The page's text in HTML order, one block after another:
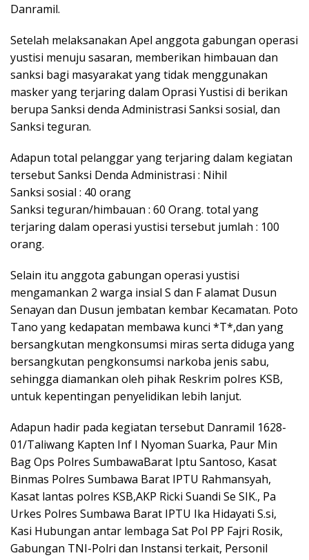
Danramil.
Setelah melaksanakan Apel anggota gabungan operasi
yustisi menuju sasaran, memberikan himbauan dan
sanksi bagi masyarakat yang tidak menggunakan
masker yang terjaring dalam Oprasi Yustisi di berikan
berupa Sanksi denda Administrasi Sanksi sosial, dan
Sanksi teguran.
Adapun total pelanggar yang terjaring dalam kegiatan
tersebut Sanksi Denda Administrasi : Nihil
Sanksi sosial : 40 orang
Sanksi teguran/himbauan : 60 Orang. total yang
terjaring dalam operasi yustisi tersebut jumlah : 100
orang.
Selain itu anggota gabungan operasi yustisi
mengamankan 2 warga insial S dan F alamat Dusun
Senayan dan Dusun jembatan kembar Kecamatan. Poto
Tano yang kedapatan membawa kunci *T*,dan yang
bersangkutan mengkonsumsi miras serta diduga yang
bersangkutan pengkonsumsi narkoba jenis sabu,
sehingga diamankan oleh pihak Reskrim polres KSB,
untuk kepentingan penyelidikan lebih lanjut.
Adapun hadir pada kegiatan tersebut Danramil 1628-
01/Taliwang Kapten Inf I Nyoman Suarka, Paur Min
Bag Ops Polres SumbawaBarat Iptu Santoso, Kasat
Binmas Polres Sumbawa Barat IPTU Rahmansyah,
Kasat lantas polres KSB,AKP Ricki Suandi Se SIK., Pa
Urkes Polres Sumbawa Barat IPTU Ika Hidayati S.si,
Kasi Hubungan antar lembaga Sat Pol PP Fajri Rosik,
Gabungan TNI-Polri dan Instansi terkait, Personil